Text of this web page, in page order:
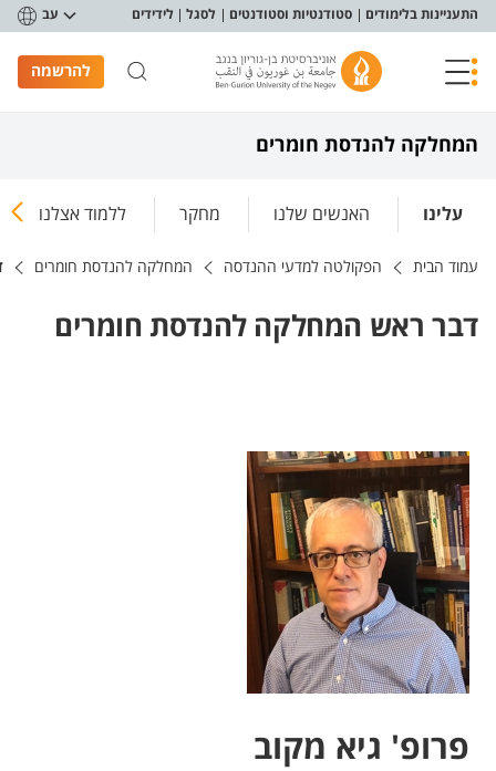
תפריט נגישות
התעניינות בלימודים סטודנטיות וסטודנטים לסגל לידידים עב
להרשמה
המחלקה להנדסת חומרים
עלינו האנשים שלנו מחקר ללמוד אצלנו
עמוד הבית הפקולטה למדעי ההנדסה המחלקה להנדסת חומרים
דבר ראש המחלקה להנדסת חומרים
פרופ' גיא מקוב